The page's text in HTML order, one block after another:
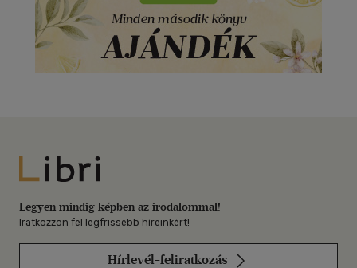
Libri
Legyen mindig képben az irodalommal!
Iratkozzon fel legfrissebb híreinkért!
Hírlevél-feliratkozás